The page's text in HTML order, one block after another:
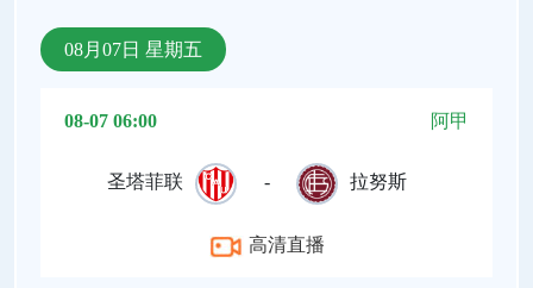
08月07日 星期五
08-07 06:00 阿甲
圣塔菲联 - 拉努斯
高清直播